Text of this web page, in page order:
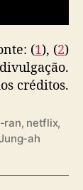
(1), (2)
créditos.
ran, netflix,
ah